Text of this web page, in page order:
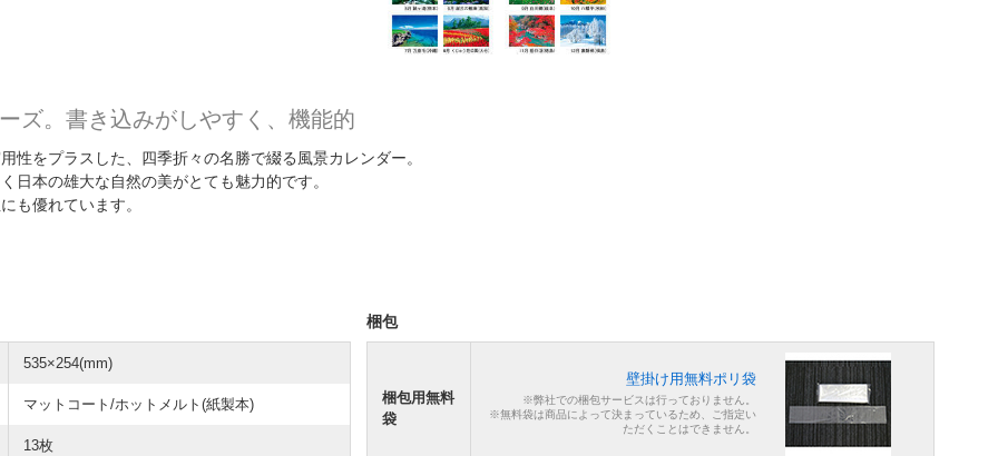
ズ。書き込みがしやすく、機能的
性をプラスした、四季折々の名勝で綴る風景カレンダー。
日本の雄大な自然の美がとても魅力的です。
も優れています。
535×254(mm)
マットコート/ホットメルト(紙製本)
13枚
梱包
梱包用無料
袋
壁掛け用無料ポリ袋
※弊社での梱包サービスは行っておりません。
※無料袋は商品によって決まっているため、ご指定い
ただくことはできません。